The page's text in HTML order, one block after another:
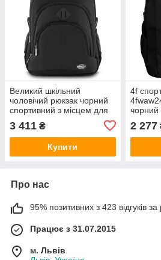
Великий шкільний
чоловічий рюкзак чорний
спортивний з місцем для
3 411 ₴
Купити
4f
чорний
нагоду
2 277
Про нас
95% позитивних з 423 відгуків за
Працює з 31.07.2015
м. Львів